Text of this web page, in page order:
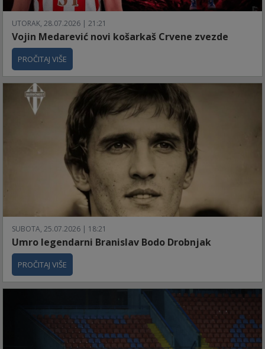
UTORAK, 28.07.2026 | 21:21
Vojin Medarević novi košarkaš Crvene zvezde
PROČITAJ VIŠE
SUBOTA, 25.07.2026 | 18:21
Umro legendarni Branislav Bodo Drobnjak
PROČITAJ VIŠE